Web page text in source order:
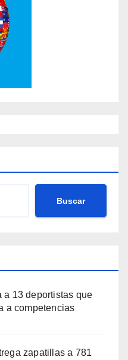
Buscar
13 deportistas que
a competencias
zapatillas a 781